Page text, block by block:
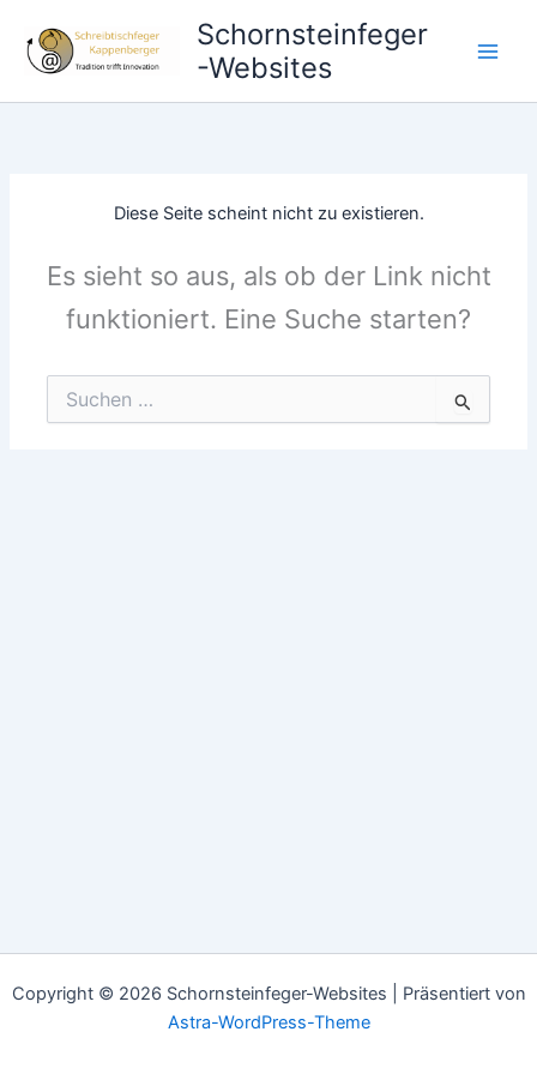
Inhalt
springen
Schornsteinfeger
-Websites
Diese Seite scheint nicht zu existieren.
Es sieht so aus, als ob der Link nicht
funktioniert. Eine Suche starten?
nach:
Copyright © 2026 Schornsteinfeger-Websites | Präsentiert von
Astra-WordPress-Theme